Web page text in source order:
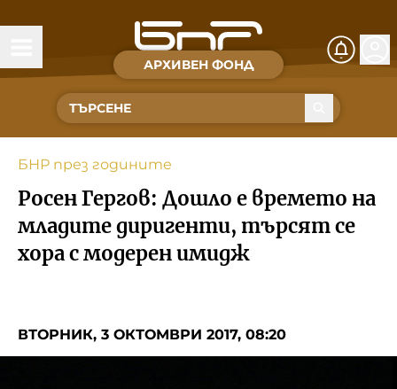
АРХИВЕН ФОНД
Времена и хора
Култура
Музика
Спорт
За Нас
БНР през годините
Росен Гергов: Дошло е времето на
младите диригенти, търсят се
хора с модерен имидж
ВТОРНИК, 3 ОКТОМВРИ 2017, 08:20